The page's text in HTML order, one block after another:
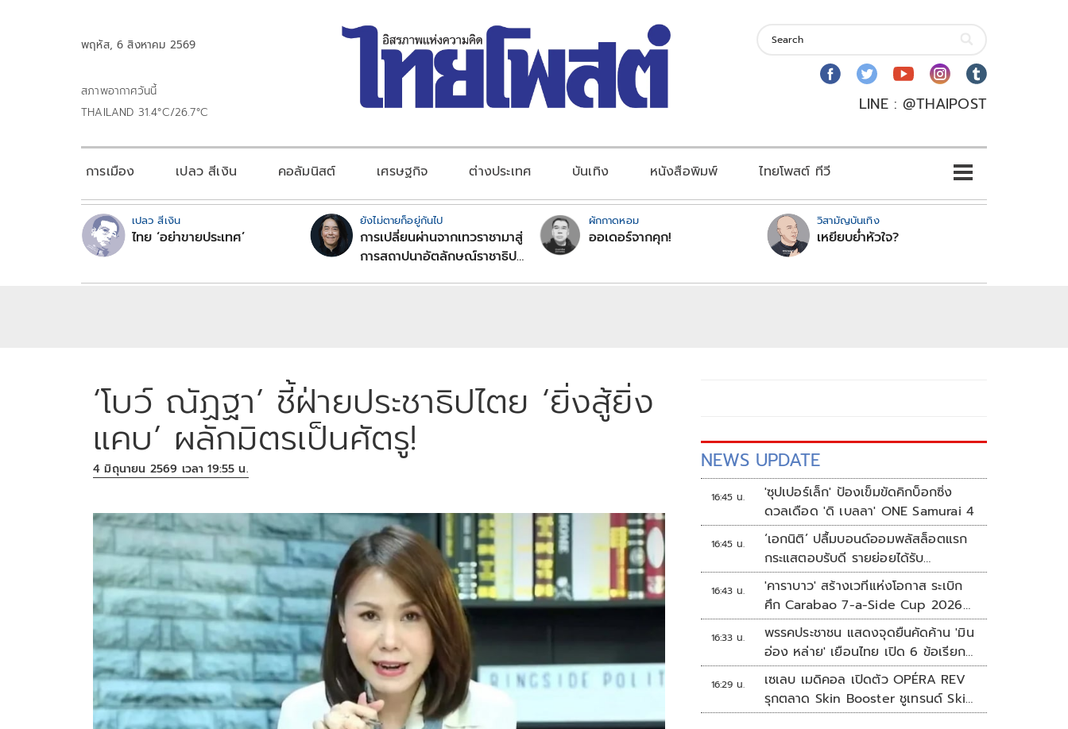
พฤหัส, 6 สิงหาคม 2569
สภาพอากาศวันนี้
THAILAND 31.4°C/26.7°C
LINE : @THAIPOST
การเมือง เปลว สีเงิน คอลัมนิสต์ เศรษฐกิจ ต่างประเทศ บันเทิง หนังสือพิมพ์ ไทยโพสต์ ทีวี
เปลว สีเงิน
ไทย ‘อย่าขายประเทศ’
ยังไม่ตายก็อยู่กันไป
การเปลี่ยนผ่านจากเทวราชามาสู่
การสถาปนาอัตลักษณ์ราชาธิป
ผักกาดหอม
ออเดอร์จากคุก!
วิสามัญบันเทิง
เหยียบย่ำหัวใจ?
‘โบว์ ณัฏฐา’ ชี้ฝ่ายประชาธิปไตย ‘ยิ่งสู้ยิ่ง
แคบ’ ผลักมิตรเป็นศัตรู!
4 มิถุนายน 2569 เวลา 19:55 น. NEWS UPDATE
16:45 น.
'ซุปเปอร์เล็ก' ป้องเข็มขัดคิกบ็อกซิ่ง
ดวลเดือด 'ดิ เบลลา' ONE Samurai 4
16:45 น.
‘เอกนิติ’ ปลื้มบอนด์ออมพลัสล็อตแรก
กระแสตอบรับดี รายย่อยได้รับ
จัดสรร2.2หมื่นคน เปิดจองรอบใหม่
ก.ย.นี้
16:43 น.
'คาราบาว' สร้างเวทีแห่งโอกาส ระเบิก
ศึก Carabao 7-a-Side Cup 2026
หาแชมป์ดูบอลที่เวมบลีย์
16:33 น.
พรรคประชาชน แสดงจุดยืนคัดค้าน 'มิน
อ่อง หล่าย' เยือนไทย เปิด 6 ข้อเรียก
ร้องรัฐสภา-รัฐบาล
16:29 น.
เซเลบ เมดิคอล เปิดตัว OPÉRA REV
รุกตลาด Skin Booster ชูเทรนด์ Skin
Quality & Longevity ตอบโจทย์